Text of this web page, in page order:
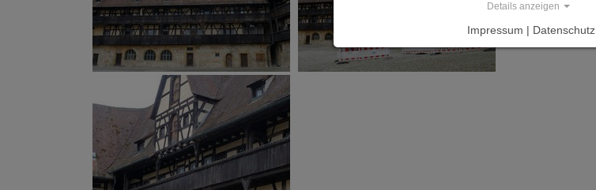
Details anzeigen
Impressum | Datenschutz